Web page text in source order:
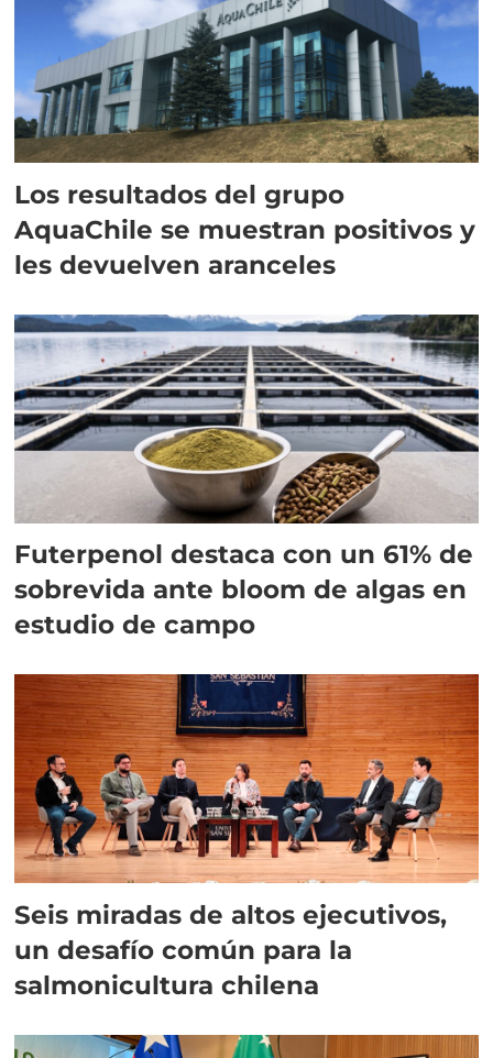
Los resultados del grupo
AquaChile se muestran positivos y
les devuelven aranceles
Futerpenol destaca con un 61% de
sobrevida ante bloom de algas en
estudio de campo
Seis miradas de altos ejecutivos,
un desafío común para la
salmonicultura chilena